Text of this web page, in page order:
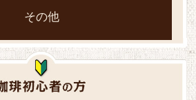
その他